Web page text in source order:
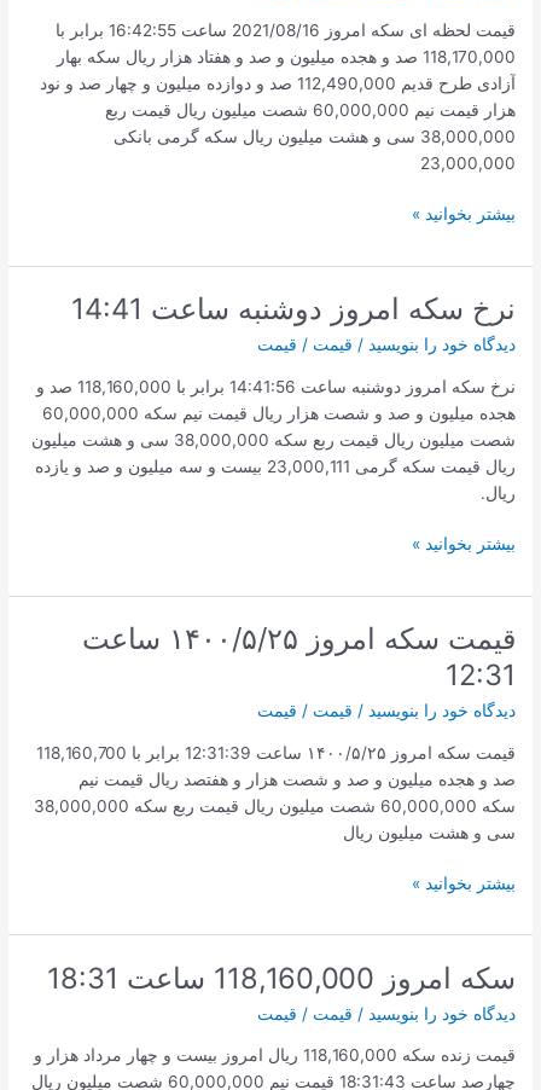
قیمت لحظه ای سکه امروز 2021/08/16 ساعت 16:42:55 برابر با
118,170,000 صد و هجده میلیون و صد و هفتاد هزار ریال سکه بهار
آزادی طرح قدیم 112,490,000 صد و دوازده میلیون و چهار صد و نود
هزار قیمت نیم 60,000,000 شصت میلیون ریال قیمت ربع
38,000,000 سی و هشت میلیون ریال سکه گرمی بانکی
23,000,000
قیمت
امروز
2021/08/16
ساعت
16:42
بیشتر بخوانید »
نرخ سکه امروز دوشنبه ساعت 14:41
دیدگاه‌ خود را بنویسید / قیمت / قیمت
نرخ سکه امروز دوشنبه ساعت 14:41:56 برابر با 118,160,000 صد و
هجده میلیون و صد و شصت هزار ریال قیمت نیم سکه 60,000,000
شصت میلیون ریال قیمت ربع سکه 38,000,000 سی و هشت میلیون
ریال قیمت سکه گرمی 23,000,111 بیست و سه میلیون و صد و یازده
ریال.
نرخ
امروز
ساعت
14:41
بیشتر بخوانید »
قیمت سکه امروز ۱۴۰۰/۵/۲۵ ساعت
12:31
دیدگاه‌ خود را بنویسید / قیمت / قیمت
قیمت سکه امروز ۱۴۰۰/۵/۲۵ ساعت 12:31:39 برابر با 118,160,700
صد و هجده میلیون و صد و شصت هزار و هفتصد ریال قیمت نیم
سکه 60,000,000 شصت میلیون ریال قیمت ربع سکه 38,000,000
سی و هشت میلیون ریال
قیمت
امروز
۱۴۰۰/۵/۲۵
ساعت
12:31
بیشتر بخوانید »
سکه امروز 118,160,000 ساعت 18:31
دیدگاه‌ خود را بنویسید / قیمت / قیمت
قیمت زنده سکه 118,160,000 ریال امروز بیست و چهار مرداد هزار و
چهارصد ساعت 18:31:43 قیمت نیم 60,000,000 شصت میلیون ریال